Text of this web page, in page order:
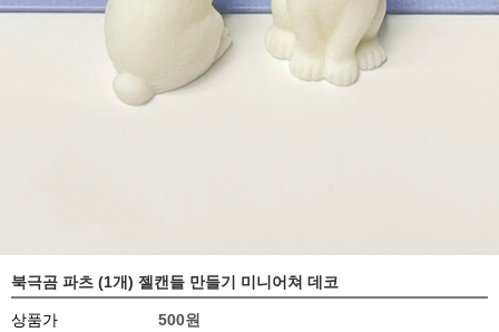
북극곰 파츠 (1개) 젤캔들 만들기 미니어쳐 데코
상품가 500원